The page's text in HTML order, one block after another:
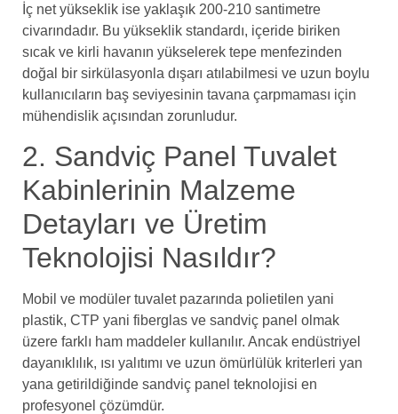
İç net yükseklik ise yaklaşık 200-210 santimetre
civarındadır. Bu yükseklik standardı, içeride biriken
sıcak ve kirli havanın yükselerek tepe menfezinden
doğal bir sirkülasyonla dışarı atılabilmesi ve uzun boylu
kullanıcıların baş seviyesinin tavana çarpmaması için
mühendislik açısından zorunludur.
2. Sandviç Panel Tuvalet
Kabinlerinin Malzeme
Detayları ve Üretim
Teknolojisi Nasıldır?
Mobil ve modüler tuvalet pazarında polietilen yani
plastik, CTP yani fiberglas ve sandviç panel olmak
üzere farklı ham maddeler kullanılır. Ancak endüstriyel
dayanıklılık, ısı yalıtımı ve uzun ömürlülük kriterleri yan
yana getirildiğinde sandviç panel teknolojisi en
profesyonel çözümdür.